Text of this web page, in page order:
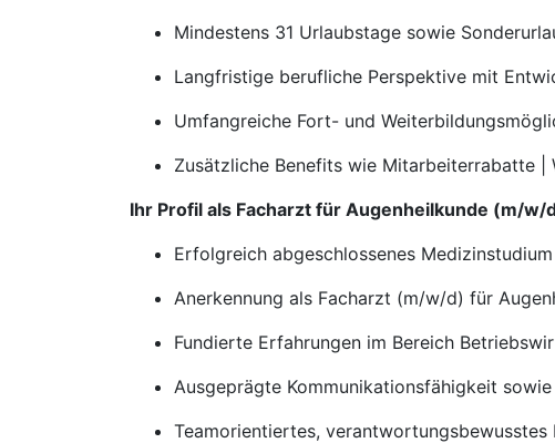
Mindestens 31 Urlaubstage sowie
Langfristige berufliche Perspektive mit
Umfangreiche Fort- und
Zusätzliche Benefits wie Mitarbeiterrabatte |
Ihr Profil als Facharzt für Augenheilkunde (m/w/
Erfolgreich abgeschlossenes
Anerkennung als Facharzt (m/w/d) für
Fundierte Erfahrungen im Bereich
Ausgeprägte Kommunikationsfähigkeit
Teamorientiertes,